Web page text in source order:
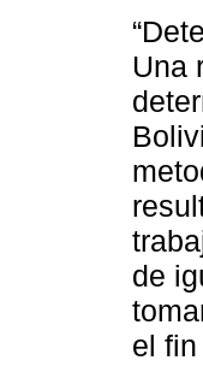
Una
de
el